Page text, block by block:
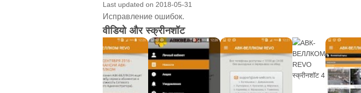
Last updated on 2018-05-31
Исправление ошибок.
वीडियो और स्क्रीनशॉट